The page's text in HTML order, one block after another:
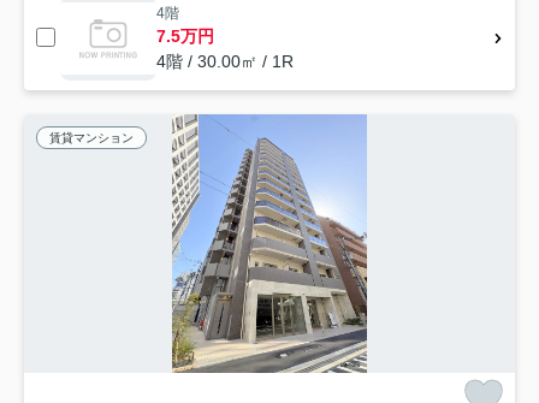
4階
7.5万円
4階 / 30.00㎡ / 1R
賃貸マンション